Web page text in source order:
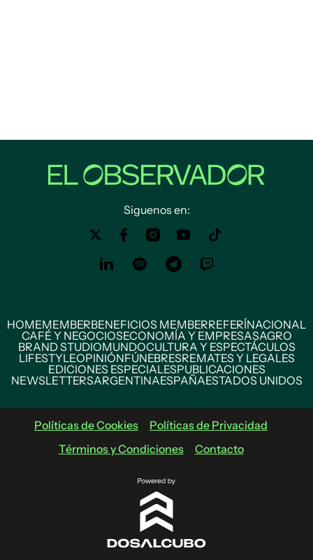
Siguenos en:
HOMEMEMBERBENEFICIOS MEMBERREFERÍNACIONAL
CAFÉ Y NEGOCIOSECONOMÍA Y EMPRESASAGRO
BRAND STUDIOMUNDOCULTURA Y ESPECTÁCULOS
LIFESTYLEOPINIÓNFÚNEBRESREMATES Y LEGALES
EDICIONES ESPECIALESPUBLICACIONES
NEWSLETTERSARGENTINAESPAÑAESTADOS UNIDOS
Políticas de Cookies
Políticas de Privacidad
Términos y Condiciones
Contacto